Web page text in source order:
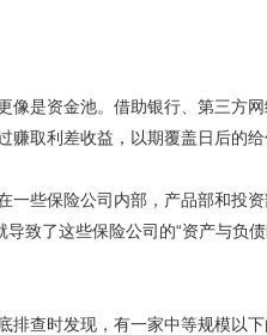
是资金池。借助银行、第三方网
取利差收益，以期覆盖日后的给
些保险公司内部，产品部和投资
致了这些保险公司的“资产与负
查时发现，有一家中等规模以下